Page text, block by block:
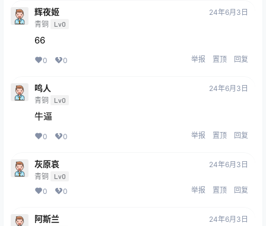
辉夜姬
青铜 Lv0
24年6月3日
66
0 0 举报 置顶 回复
鸣人
青铜 Lv0
24年6月3日
牛逼
0 0 举报 置顶 回复
灰原哀
青铜 Lv0
24年6月3日
0 0 举报 置顶 回复
阿斯兰 24年6月3日